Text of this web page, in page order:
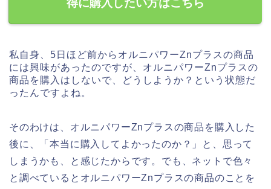
得に購入したい方はこちら
私自身、5日ほど前からオルニパワーZnプラスの商品
には興味があったのですが、オルニパワーZnプラスの
商品を購入はしないで、どうしようか？という状態だ
ったんですよね。
そのわけは、オルニパワーZnプラスの商品を購入した
後に、「本当に購入してよかったのか？」と、思って
しまうかも、と感じたからです。でも、ネットで色々
と調べているとオルニパワーZnプラスの商品のことを